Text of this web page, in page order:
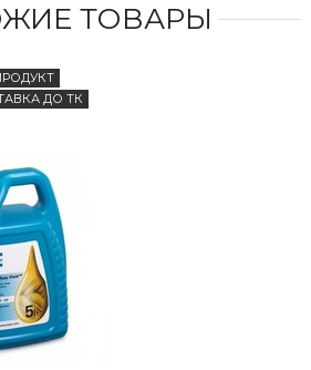
ТОВАРЫ
ДО ТК